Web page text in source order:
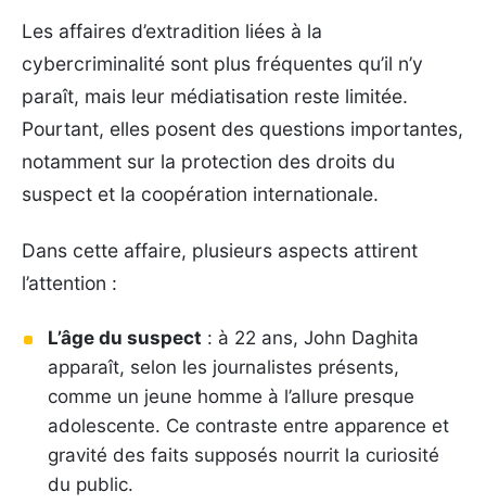
Les affaires d’extradition liées à la
cybercriminalité sont plus fréquentes qu’il n’y
paraît, mais leur médiatisation reste limitée.
Pourtant, elles posent des questions importantes,
notamment sur la protection des droits du
suspect et la coopération internationale.
Dans cette affaire, plusieurs aspects attirent
l’attention :
L’âge du suspect : à 22 ans, John Daghita
apparaît, selon les journalistes présents,
comme un jeune homme à l’allure presque
adolescente. Ce contraste entre apparence et
gravité des faits supposés nourrit la curiosité
du public.